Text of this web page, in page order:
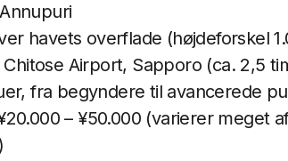
havets overflade (højdeforskel
Airport, Sapporo (ca. 2,5
fra begyndere til avancerede
– ¥50.000 (varierer meget